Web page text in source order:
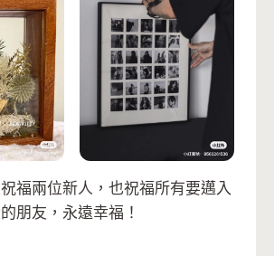
福兩位新人，也祝福所有要邁入
朋友，永遠幸福！